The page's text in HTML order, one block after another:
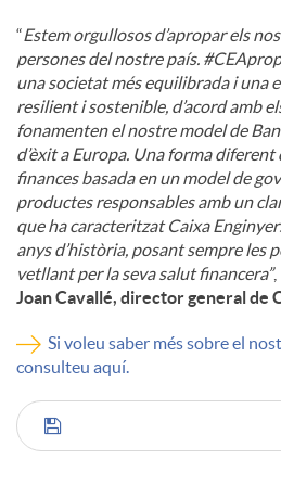
“Estem orgullosos d’apropar els
persones del nostre país.
una societat més equilibrada i una
resilient i sostenible, d’acord amb
fonamenten el nostre model de
d’èxit a Europa. Una forma diferent
finances basada en un model de
productes responsables amb un
que ha caracteritzat Caixa
anys d’història, posant sempre les
vetllant per la seva salut financera”,
Joan Cavallé, director general de
Si voleu saber més sobre el
consulteu aquí.
C